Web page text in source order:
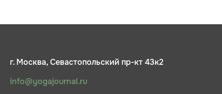
г. Москва, Севастопольский пр-кт 43к2
info@yogajournal.ru